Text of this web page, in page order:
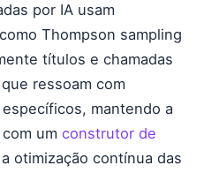
por IA usam
Thompson sampling
títulos e chamadas
ressoam com
mantendo a
um construtor de
otimização contínua das